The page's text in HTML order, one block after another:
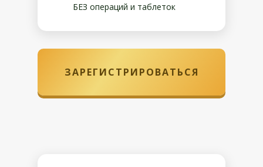
БЕЗ операций и таблеток
ЗАРЕГИСТРИРОВАТЬСЯ